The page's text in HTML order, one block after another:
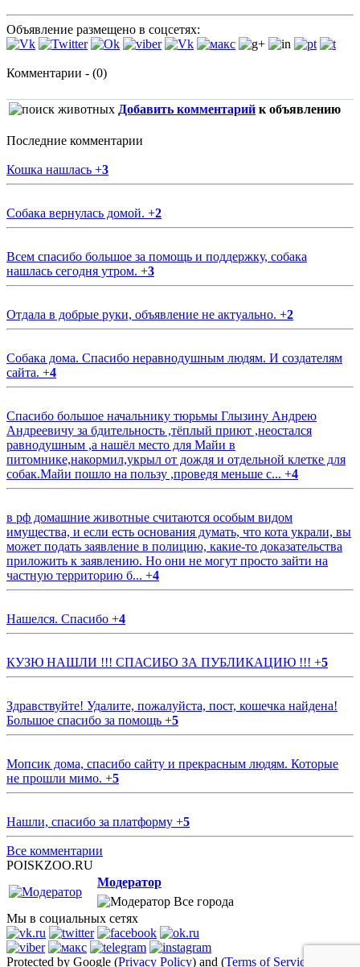
Объявление размещено в соцсетях:
Комментарии - (0)
Добавить комментарий к объявлению
Последние комментарии
Кошка нашлась +3
Собака вернулась домой. +2
Всем спасибо большое за помощь и поддержку, собака
нашлась сегодня утром. +3
Отдала в добрые руки, объявление не актуально. +2
Собака дома. Спасибо неравнодушным людям. И создателям
сайта. +4
Спасибо большое начальнику тюрьмы Глызину Андрею
Андреевичу за бдительность ,тёплый приют ,неостался
равнодушным ,а нашёл место для Майи в
питомнике,накормил,укрыл от дождя и отдельной клетке для
собак.Майи пошло на пользу ,проведя меньше с... +4
в рф домашние животные считаются особым видом
имущества, и если есть основания думать, что кота украли, вы
может подать заявление в полицию, какие-то доказательства
приложить к заявлению. Но они не могут просто зайти на
частную территорию б... +4
Нашелся. Спасибо +4
КУЗЮ НАШЛИ !!! СПАСИБО ЗА ПУБЛИКАЦИЮ !!! +5
Здравствуйте! Удалите, пожалуйста, пост, кошечка найдена!
Большое спасибо за помощь +5
Мопсик дома, спасибо сайту и прекрасным людям. Которые
не прошли мимо. +5
Нашли, спасибо за платформу +5
Все комментарии
POISKZOO.RU
Модератор
Все города
Мы в социальных сетях
Protected by Google (Privacy Policy) and (Terms of Service